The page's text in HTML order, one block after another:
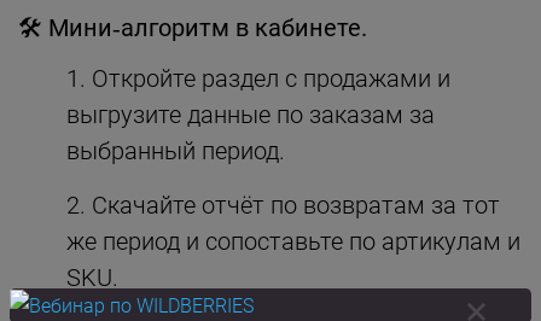
🛠 Мини‑алгоритм в кабинете.
Откройте раздел с продажами и
выгрузите данные по заказам за
выбранный период.
Скачайте отчёт по возвратам за тот
же период и сопоставьте по артикулам и
SKU.